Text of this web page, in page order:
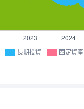
長期投資 固定資產